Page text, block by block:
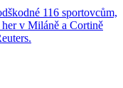
116 sportovcům,
v Miláně a Cortině